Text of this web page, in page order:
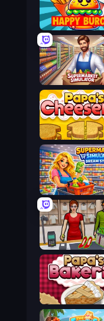
Happy Burger
Papa's Cheeseria
Shop Master 3D
Papa's Bakeria